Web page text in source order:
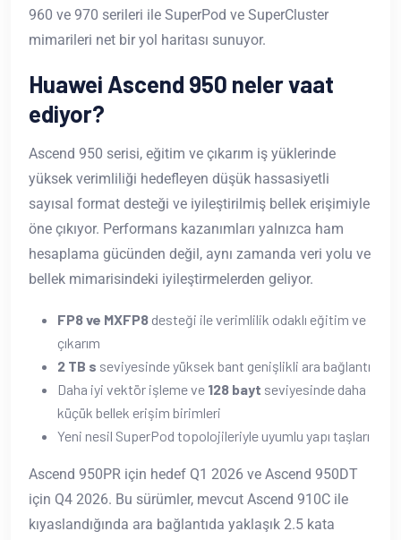
960 ve 970 serileri ile SuperPod ve SuperCluster
mimarileri net bir yol haritası sunuyor.
Huawei Ascend 950 neler vaat
ediyor?
Ascend 950 serisi, eğitim ve çıkarım iş yüklerinde
yüksek verimliliği hedefleyen düşük hassasiyetli
sayısal format desteği ve iyileştirilmiş bellek erişimiyle
öne çıkıyor. Performans kazanımları yalnızca ham
hesaplama gücünden değil, aynı zamanda veri yolu ve
bellek mimarisindeki iyileştirmelerden geliyor.
FP8 ve MXFP8 desteği ile verimlilik odaklı eğitim ve
çıkarım
2 TB s seviyesinde yüksek bant genişlikli ara bağlantı
Daha iyi vektör işleme ve 128 bayt seviyesinde daha
küçük bellek erişim birimleri
Yeni nesil SuperPod topolojileriyle uyumlu yapı taşları
Ascend 950PR için hedef Q1 2026 ve Ascend 950DT
için Q4 2026. Bu sürümler, mevcut Ascend 910C ile
kıyaslandığında ara bağlantıda yaklaşık 2.5 kata